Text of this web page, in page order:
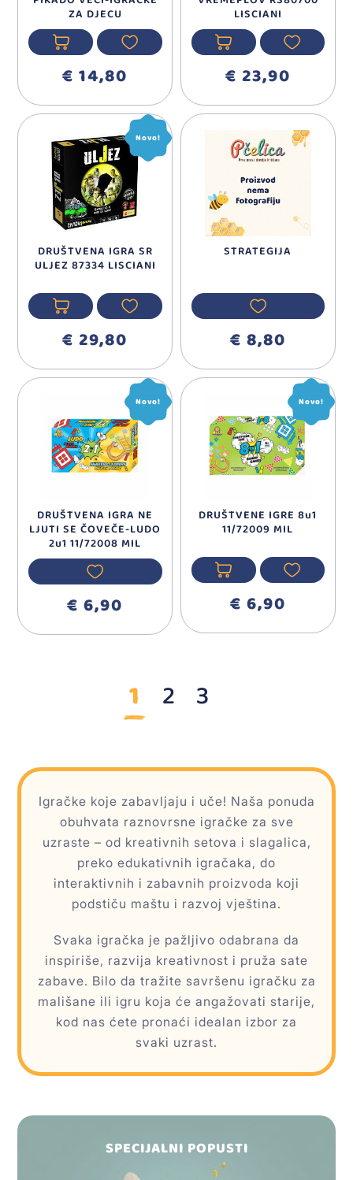
SPECIJALNI POPUSTI
ZA DJECU
€ 14,80
LISCIANI
€ 23,90
Novo!
DRUŠTVENA IGRA SR
ULJEZ 87334 LISCIANI
€ 29,80
STRATEGIJA
€ 8,80
Novo!
DRUŠTVENA IGRA NE
LJUTI SE ČOVEČE-LUDO
2u1 11/72008 MIL
€ 6,90
Novo!
DRUŠTVENE IGRE 8u1
11/72009 MIL
€ 6,90
1 2 3
Igračke koje zabavljaju i uče! Naša ponuda
obuhvata raznovrsne igračke za sve
uzraste – od kreativnih setova i slagalica,
preko edukativnih igračaka, do
interaktivnih i zabavnih proizvoda koji
podstiču maštu i razvoj vještina.
Svaka igračka je pažljivo odabrana da
inspiriše, razvija kreativnost i pruža sate
zabave. Bilo da tražite savršenu igračku za
mališane ili igru koja će angažovati starije,
kod nas ćete pronaći idealan izbor za
svaki uzrast.